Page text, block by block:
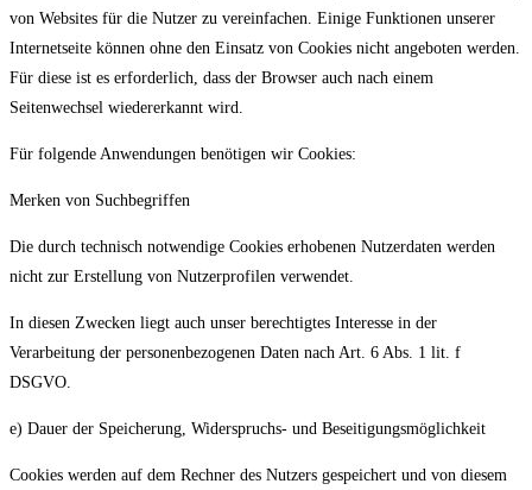
von Websites für die Nutzer zu vereinfachen. Einige Funktionen unserer
Internetseite können ohne den Einsatz von Cookies nicht angeboten werden.
Für diese ist es erforderlich, dass der Browser auch nach einem
Seitenwechsel wiedererkannt wird.
Für folgende Anwendungen benötigen wir Cookies:
Merken von Suchbegriffen
Die durch technisch notwendige Cookies erhobenen Nutzerdaten werden
nicht zur Erstellung von Nutzerprofilen verwendet.
In diesen Zwecken liegt auch unser berechtigtes Interesse in der
Verarbeitung der personenbezogenen Daten nach Art. 6 Abs. 1 lit. f
DSGVO.
e) Dauer der Speicherung, Widerspruchs- und Beseitigungsmöglichkeit
Cookies werden auf dem Rechner des Nutzers gespeichert und von diesem